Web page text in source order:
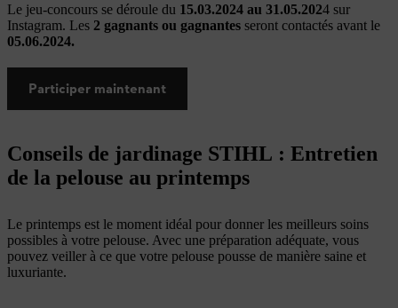
Le jeu-concours se déroule du 15.03.2024 au 31.05.2024 sur
Instagram. Les 2 gagnants ou gagnantes seront contactés avant le
05.06.2024.
Participer maintenant
Conseils de jardinage STIHL : Entretien
de la pelouse au printemps
Le printemps est le moment idéal pour donner les meilleurs soins
possibles à votre pelouse. Avec une préparation adéquate, vous
pouvez veiller à ce que votre pelouse pousse de manière saine et
luxuriante.